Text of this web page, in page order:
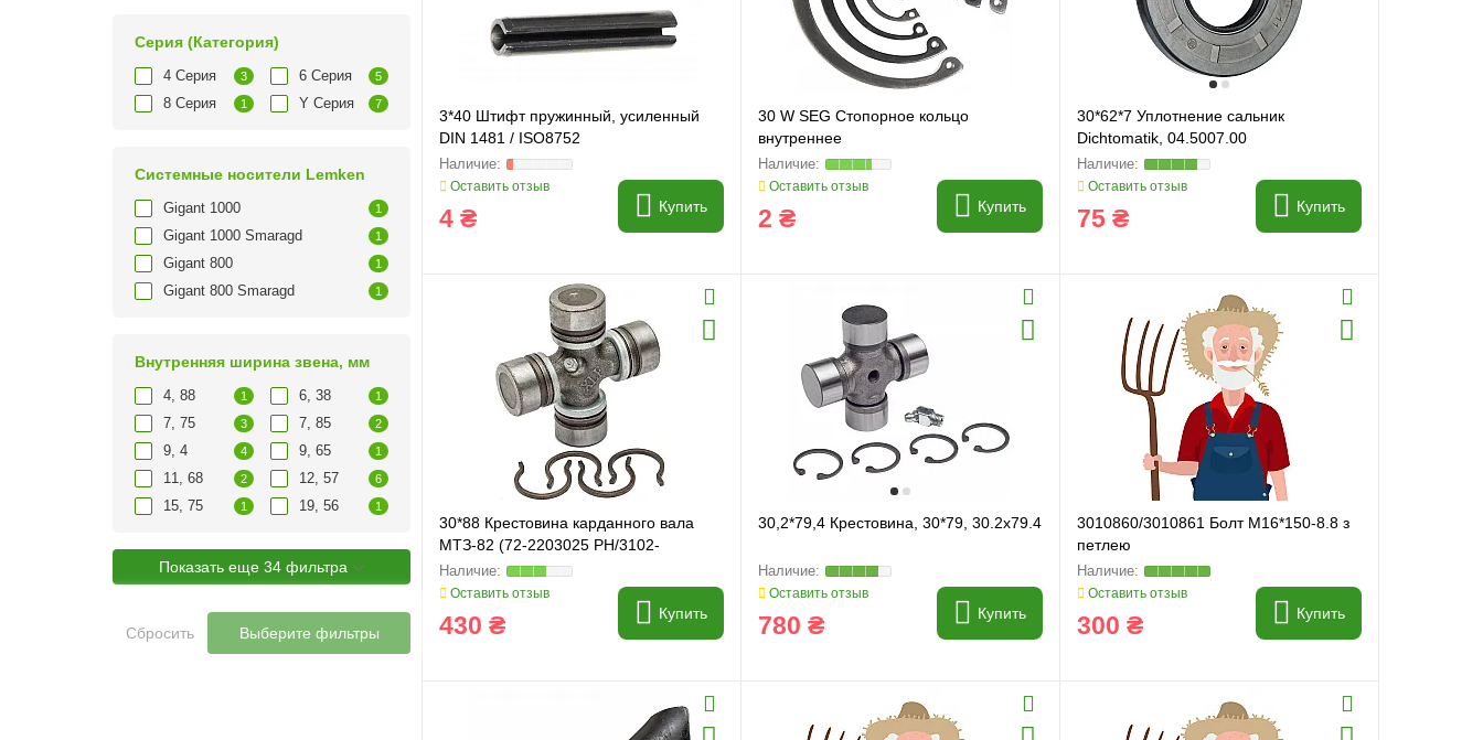
Серия (Категория)
4 Серия 3 6 Серия 5
8 Серия 1 Y Серия 7
Cистемные носители Lemken
Gigant 1000 1
Gigant 1000 Smaragd 1
Gigant 800 1
Gigant 800 Smaragd 1
Внутренняя ширина звена, мм
4, 88 1 6, 38 1
7, 75 3 7, 85 2
9, 4 4 9, 65 1
11, 68 2 12, 57 6
15, 75 1 19, 56 1
Показать еще 34 фильтра
Сбросить Выберите фильтры
3*40 Штифт пружинный, усиленный
DIN 1481 / ISO8752
Оставить отзыв
4 ₴ Купить
30 W SEG Стопорное кольцо
внутреннее
Оставить отзыв
2 ₴ Купить
30*62*7 Уплотнение сальник
Dichtomatik, 04.5007.00
Оставить отзыв
75 ₴ Купить
30*88 Крестовина карданного вала
МТЗ-82 (72-2203025 PH/3102-
2201025) 30x88
Оставить отзыв
430 ₴ Купить
30,2*79,4 Крестовина, 30*79, 30.2x79.4
Оставить отзыв
780 ₴ Купить
3010860/3010861 Болт M16*150-8.8 з
петлею
Оставить отзыв
300 ₴ Купить